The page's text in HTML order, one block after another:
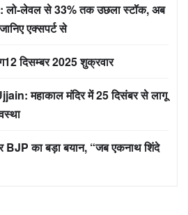
लेवल से 33% तक उछला स्टॉक, अब
एक्सपर्ट से
दिसम्बर 2025 शुक्रवार
महाकाल मंदिर में 25 दिसंबर से लागू
का बड़ा बयान, “जब एकनाथ शिंदे